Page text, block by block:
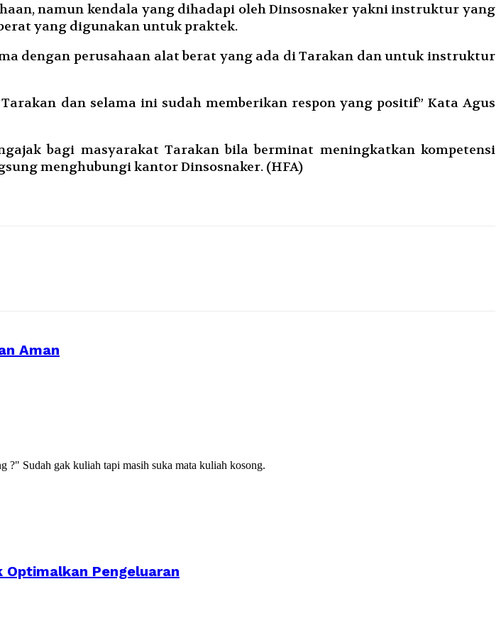
namun kendala yang dihadapi oleh Dinsosnaker yakni instruktur yang
yang digunakan untuk praktek.
dengan perusahaan alat berat yang ada di Tarakan dan untuk instruktur
dan selama ini sudah memberikan respon yang positif” Kata Agus
bagi masyarakat Tarakan bila berminat meningkatkan kompetensi
menghubungi kantor Dinsosnaker. (HFA)
Aman
?" Sudah gak kuliah tapi masih suka mata kuliah kosong.
Pengeluaran